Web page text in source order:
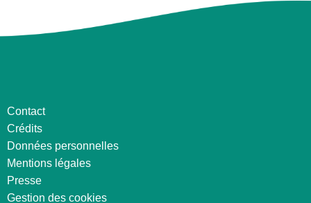
Contact
Crédits
Données personnelles
Mentions légales
Presse
Gestion des cookies